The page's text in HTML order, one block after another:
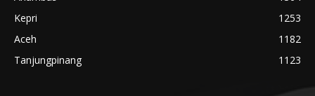
Kepri
1253
Aceh
1182
Tanjungpinang
1123